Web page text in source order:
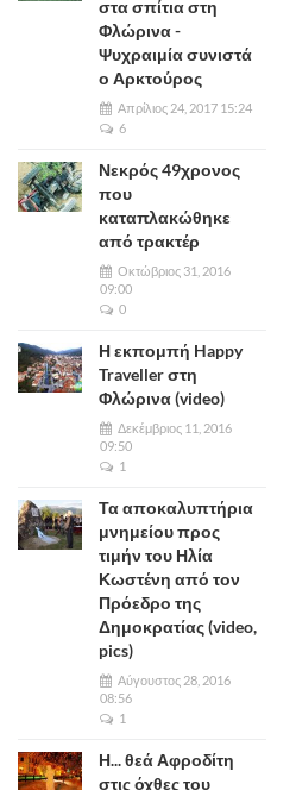
στα σπίτια στη
Φλώρινα -
Ψυχραιμία συνιστά
ο Αρκτούρος
Απρίλιος 24, 2017 15:24
6
Νεκρός 49χρονος
που
καταπλακώθηκε
από τρακτέρ
Οκτώβριος 31, 2016
09:00
0
Η εκπομπή Happy
Traveller στη
Φλώρινα (video)
Δεκέμβριος 11, 2016
09:50
1
Τα αποκαλυπτήρια
μνημείου προς
τιμήν του Ηλία
Κωστένη από τον
Πρόεδρο της
Δημοκρατίας (video,
pics)
Αύγουστος 28, 2016
08:56
1
Η... θεά Αφροδίτη
στις όχθες του